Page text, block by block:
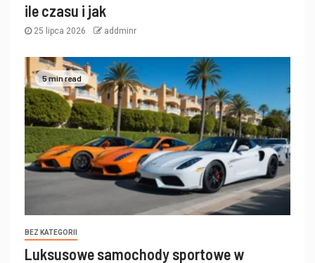
ile czasu i jak
25 lipca 2026 addminr
5 min read
BEZ KATEGORII
Luksusowe samochody sportowe w